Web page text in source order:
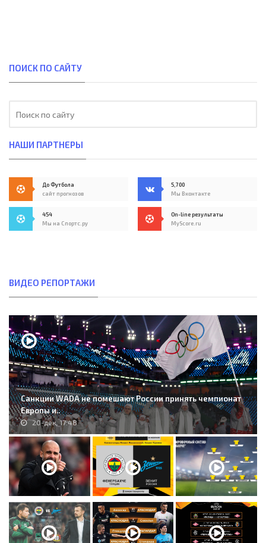
ПОИСК ПО САЙТУ
НАШИ ПАРТНЕРЫ
До Футбола
сайт прогнозов
5,700
Мы Вконтакте
454
Мы на Спортс.ру
On-line результаты
MyScore.ru
ВИДЕО РЕПОРТАЖИ
Санкции WADA не помешают России принять чемпионат
Европы и..
20-дек, 17:48